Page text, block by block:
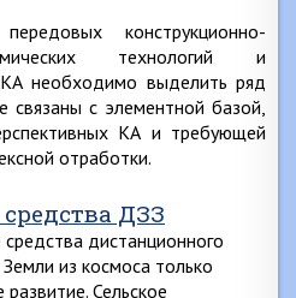
конструкционно-
технологий и
необходимо выделить ряд
связаны с элементной базой,
КА и требующей
отработки.
ДЗЗ
дистанционного
из космоса только
Сельское